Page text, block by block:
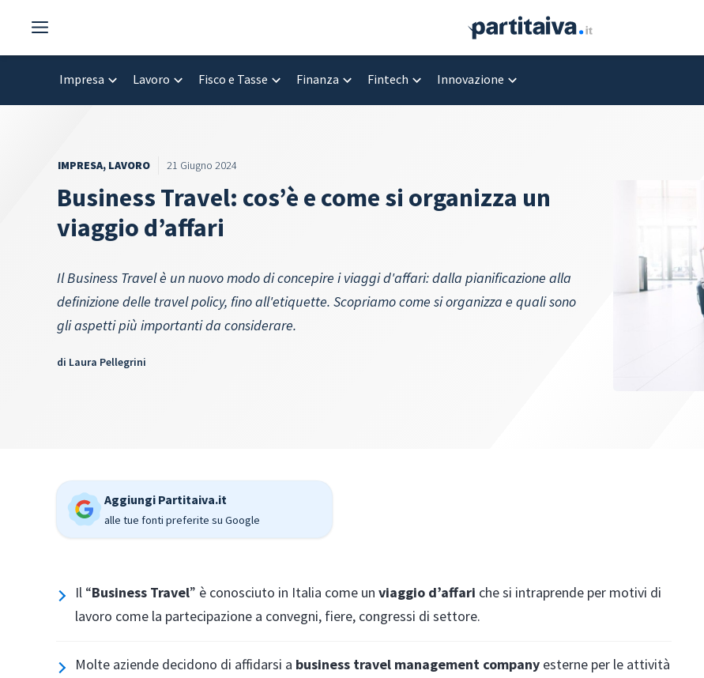
contenuto
Impresa Lavoro Fisco e Tasse Finanza Fintech Innovazione
IMPRESA, LAVORO 21 Giugno 2024
Business Travel: cos’è e come si organizza un
viaggio d’affari
Il Business Travel è un nuovo modo di concepire i viaggi d'affari: dalla pianificazione alla
definizione delle travel policy, fino all'etiquette. Scopriamo come si organizza e quali sono
gli aspetti più importanti da considerare.
di Laura Pellegrini
Aggiungi Partitaiva.it
alle tue fonti preferite su Google
Il “Business Travel” è conosciuto in Italia come unviaggio d’affari che si intraprende per motivi di
lavoro come la partecipazione a convegni, fiere, congressi di settore.
Molte aziende decidono di affidarsi a business travel management company esterne per le attività